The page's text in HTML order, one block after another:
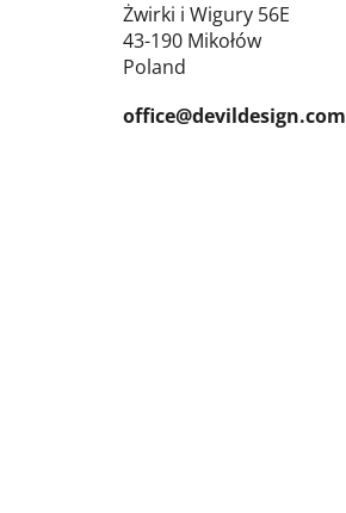
Żwirki i Wigury 56E
43-190 Mikołów
Poland
office@devildesign.com